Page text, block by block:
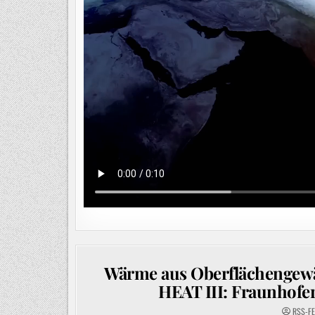
Wärme aus
HEAT III:
RSS-